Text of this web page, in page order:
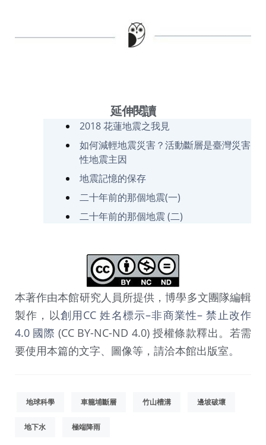
延伸閱讀
2018 花蓮地震之我見
如何減輕地震災害？活動斷層是臺灣災害
性地震主因
地震記憶的保存
二十年前的那個地震(一)
二十年前的那個地震 (二)
本著作由本館研究人員所提供，博學多文團隊編輯
製作，以創用CC 姓名標示–非商業性– 禁止改作
4.0 國際 (CC BY-NC-ND 4.0) 授權條款釋出。若需
要使用本篇的文字、圖像等，請洽本館出版室。
地球科學 車籠埔斷層 竹山槽溝 邊坡破壞
地下水 極端降雨